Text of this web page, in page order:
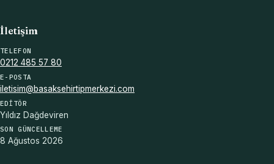
İletişim
TELEFON
0212 485 57 80
E-POSTA
iletisim@basaksehirtipmerkezi.com
EDITÖR
Yıldız Dağdeviren
SON GÜNCELLEME
8 Ağustos 2026